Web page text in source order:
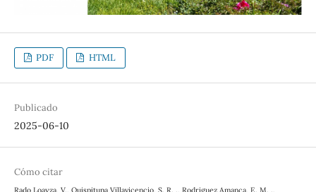
PDF HTML
Publicado
2025-06-10
Cómo citar
Rado Loayza, V., Quispitupa Villavicencio, S. R. ., Rodriguez Amanca, E. M. .,